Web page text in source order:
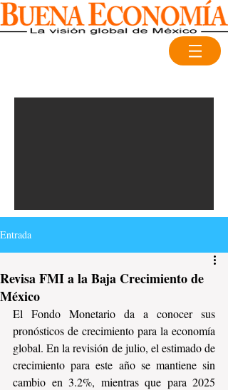
Entrada
Revisa FMI a la Baja Crecimiento de
México
El Fondo Monetario da a conocer sus
pronósticos de crecimiento para la economía
global. En la revisión de julio, el estimado de
crecimiento para este año se mantiene sin
cambio en 3.2%, mientras que para 2025